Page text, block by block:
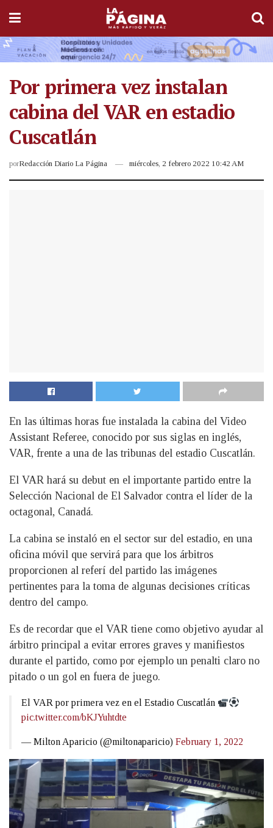
Por primera vez instalan
cabina del VAR en estadio
Cuscatlán
porRedacción Diario La Página miércoles, 2 febrero 2022 10:42 AM
En las últimas horas fue instalada la cabina del Video
Assistant Referee, conocido por sus siglas en inglés,
VAR, frente a una de las tribunas del estadio Cuscatlán.
El VAR hará su debut en el importante partido entre la
Selección Nacional de El Salvador contra el líder de la
octagonal, Canadá.
La cabina se instaló en el sector sur del estadio, en una
oficina móvil que servirá para que los árbitros
proporcionen al referí del partido las imágenes
pertinentes para la toma de algunas decisiones críticas
dentro del campo.
Es de recordar que el VAR tiene como objetivo ayudar al
árbitro principal a evitar errores graves y manifiestos
durante el partido, como por ejemplo un penalti claro no
pitado o un gol en fuera de juego.
El VAR por primera vez en el Estadio Cuscatlán
pic.twitter.com/bKJYuhtdte
— Milton Aparicio (@miltonaparicio) February 1, 2022